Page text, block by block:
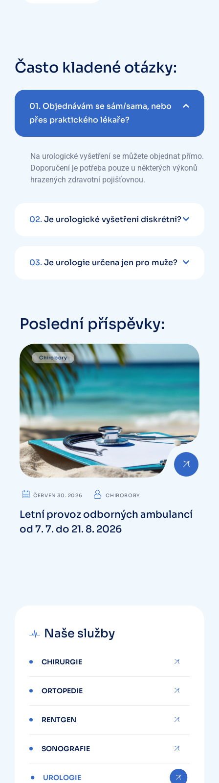
Často kladené otázky:
01.Objednávám se sám/sama, nebo
přes praktického lékaře?
Na urologické vyšetření se můžete objednat přímo.
Doporučení je potřeba pouze u některých výkonů
hrazených zdravotní pojišťovnou.
02.Je urologické vyšetření diskrétní?
03.Je urologie určena jen pro muže?
Poslední příspěvky:
Chirobory
ČERVEN 30. 2026 CHIROBORY
Letní provoz odborných ambulancí
od 7. 7. do 21. 8. 2026
Naše služby
CHIRURGIE
ORTOPEDIE
RENTGEN
SONOGRAFIE
UROLOGIE